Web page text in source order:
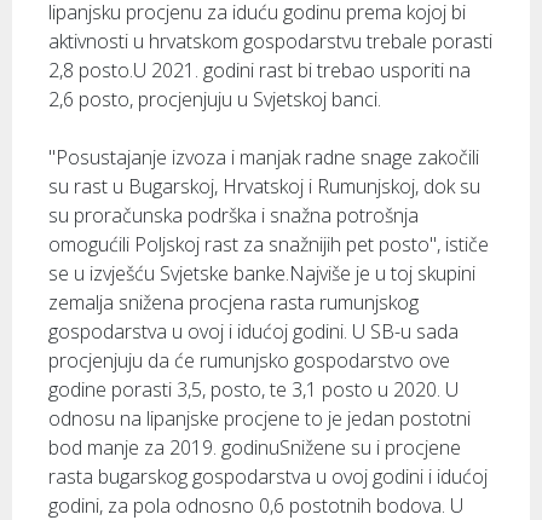
lipanjsku procjenu za iduću godinu prema kojoj bi
aktivnosti u hrvatskom gospodarstvu trebale porasti
2,8 posto.U 2021. godini rast bi trebao usporiti na
2,6 posto, procjenjuju u Svjetskoj banci.
"Posustajanje izvoza i manjak radne snage zakočili
su rast u Bugarskoj, Hrvatskoj i Rumunjskoj, dok su
su proračunska podrška i snažna potrošnja
omogućili Poljskoj rast za snažnijih pet posto", ističe
se u izvješću Svjetske banke.Najviše je u toj skupini
zemalja snižena procjena rasta rumunjskog
gospodarstva u ovoj i idućoj godini. U SB-u sada
procjenjuju da će rumunjsko gospodarstvo ove
godine porasti 3,5, posto, te 3,1 posto u 2020. U
odnosu na lipanjske procjene to je jedan postotni
bod manje za 2019. godinuSnižene su i procjene
rasta bugarskog gospodarstva u ovoj godini i idućoj
godini, za pola odnosno 0,6 postotnih bodova. U